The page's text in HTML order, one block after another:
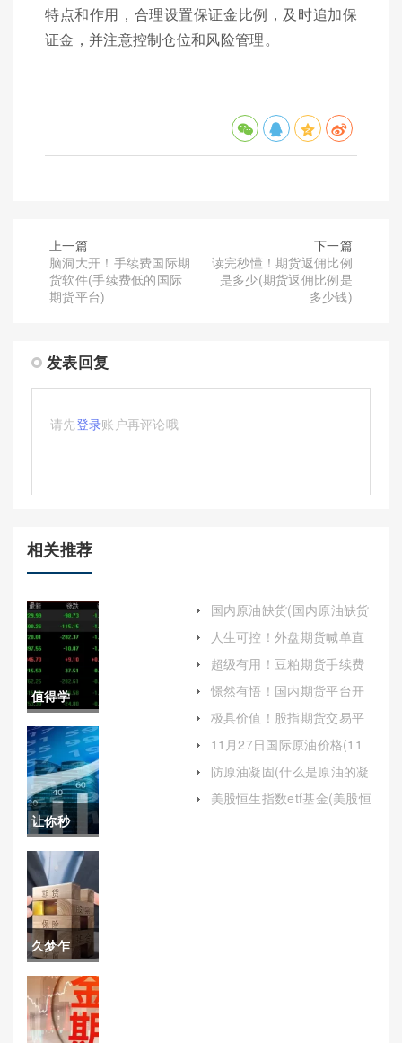
特点和作用，合理设置保证金比例，及时追加保
证金，并注意控制仓位和风险管理。
上一篇
脑洞大开！手续费国际期
货软件(手续费低的国际
期货平台)
下一篇
读完秒懂！期货返佣比例
是多少(期货返佣比例是
多少钱)
发表回复
请先登录账户再评论哦
相关推荐
值得学
习！期货
最牛喊单
直播平台
(原油期货
喊单直播
间)
让你秒
懂！国际
原油价格
哪里查价
(国际原油
价格哪里
查价格最
久梦乍
回！南通
股指期货
国内原油缺货(国内原油缺货
人生可控！外盘期货喊单直
超级有用！豆粕期货手续费
用)
憬然有悟！国内期货平台开
极具价值！股指期货交易平
的学习精神也是成功的关键
所在）
11月27日国际原油价格(11
防原油凝固(什么是原油的凝
美股恒生指数etf基金(美股恒